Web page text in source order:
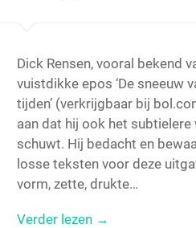
Dick Rensen, vooral bekend
vuistdikke epos ‘De sneeuw
tijden’ (verkrijgbaar bij
aan dat hij ook het subtielere
schuwt. Hij bedacht en
losse teksten voor deze
vorm, zette, drukte…
Verder lezen →